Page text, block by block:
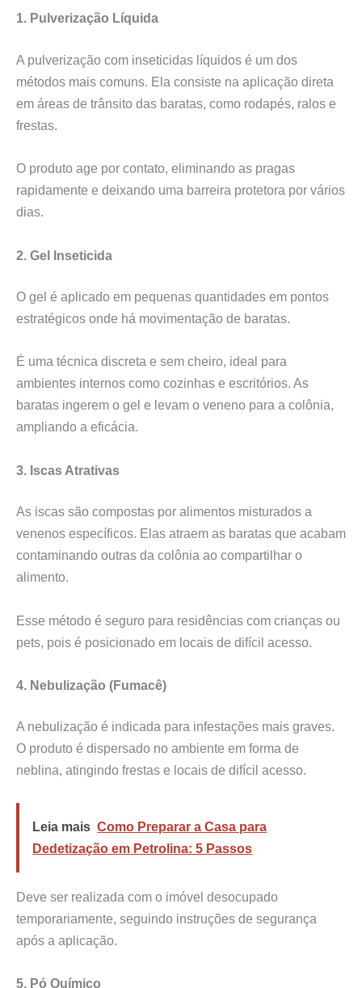
1. Pulverização Líquida
A pulverização com inseticidas líquidos é um dos
métodos mais comuns. Ela consiste na aplicação direta
em áreas de trânsito das baratas, como rodapés, ralos e
frestas.
O produto age por contato, eliminando as pragas
rapidamente e deixando uma barreira protetora por vários
dias.
2. Gel Inseticida
O gel é aplicado em pequenas quantidades em pontos
estratégicos onde há movimentação de baratas.
É uma técnica discreta e sem cheiro, ideal para
ambientes internos como cozinhas e escritórios. As
baratas ingerem o gel e levam o veneno para a colônia,
ampliando a eficácia.
3. Iscas Atrativas
As iscas são compostas por alimentos misturados a
venenos específicos. Elas atraem as baratas que acabam
contaminando outras da colônia ao compartilhar o
alimento.
Esse método é seguro para residências com crianças ou
pets, pois é posicionado em locais de difícil acesso.
4. Nebulização (Fumacê)
A nebulização é indicada para infestações mais graves.
O produto é dispersado no ambiente em forma de
neblina, atingindo frestas e locais de difícil acesso.
Leia mais Como Preparar a Casa para
Dedetização em Petrolina: 5 Passos
Deve ser realizada com o imóvel desocupado
temporariamente, seguindo instruções de segurança
após a aplicação.
5. Pó Químico